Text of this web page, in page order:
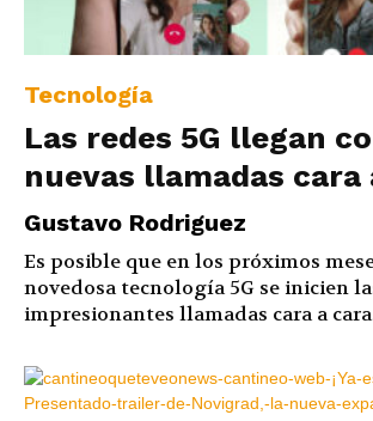
Tecnología
Las redes 5G llegan
nuevas llamadas cara
Gustavo Rodriguez
Es posible que en los próximos
novedosa tecnología 5G se inicien
impresionantes llamadas cara a